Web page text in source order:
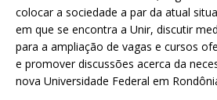
colocar a sociedade a par da atual
em que se encontra a Unir, discutir
para a ampliação de vagas e cursos
e promover discussões acerca da
nova Universidade Federal em